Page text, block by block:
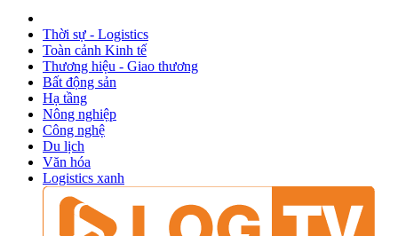
Thời sự - Logistics
Toàn cảnh Kinh tế
Thương hiệu - Giao thương
Bất động sản
Hạ tầng
Nông nghiệp
Công nghệ
Du lịch
Văn hóa
Logistics xanh